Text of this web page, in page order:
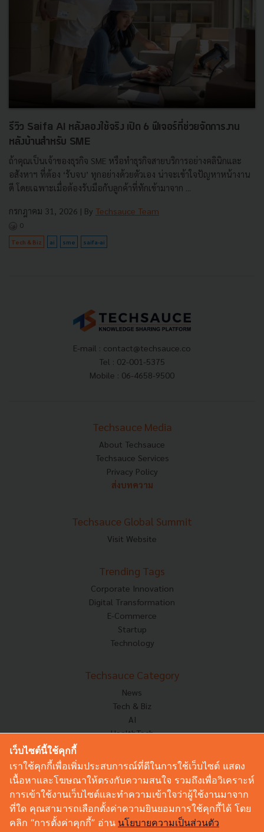
รีวิว Saifa AI หลังลองใช้จริง เปิด 6 ฟีเจอร์ที่ช่วยจัดการงาน
หลังบ้านสำหรับ SME
ถ้าคุณเป็นเจ้าของธุรกิจ SME หรือทำธุรกิจสายบริการอย่างคลินิกและ
อสังหาฯ ที่ต้อง ‘รับจบ’ ทุกอย่างด้วยตัวเอง น่าจะเข้าใจปัญหาหน้างาน
ดี โดยเฉพาะเมื่อต้องรับมือกับลูกค้าที่ทักเข้ามาจาก ...
กรกฎาคม 31, 2026 | By Techsauce Team
0
Tech & Biz ai sme saifa-ai
E-mail : contact@techsauce.co
Tel : 02-001-5375
Mobile : 06-4658-9500
Techsauce Media
About Techsauce
Techsauce Services
Privacy Policy
ส่งบทความ
Techsauce Global Summit
Visit Website
Trending Tags
Corporate Innovation
Digital Transformation
E-Commerce
Startup
Technology
Techsauce Category
News
Tech & Biz
AI
HealthTech
Corp Innov
Saucy Thoughts
Based On
Sustainable
Videos
Podcast
เว็บไซต์นี้ใช้คุกกี้
เราใช้คุกกี้เพื่อเพิ่มประสบการณ์ที่ดีในการใช้เว็บไซต์ แสดง
เนื้อหาและโฆษณาให้ตรงกับความสนใจ รวมถึงเพื่อวิเคราะห์
การเข้าใช้งานเว็บไซต์และทำความเข้าใจว่าผู้ใช้งานมาจาก
ที่ใด คุณสามารถเลือกตั้งค่าความยินยอมการใช้คุกกี้ได้ โดย
คลิก “การตั้งค่าคุกกี้” อ่าน นโยบายความเป็นส่วนตัว